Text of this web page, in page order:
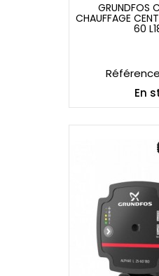
GRUNDFOS
GRUNDFOS
CHAUFFAGE
60
En